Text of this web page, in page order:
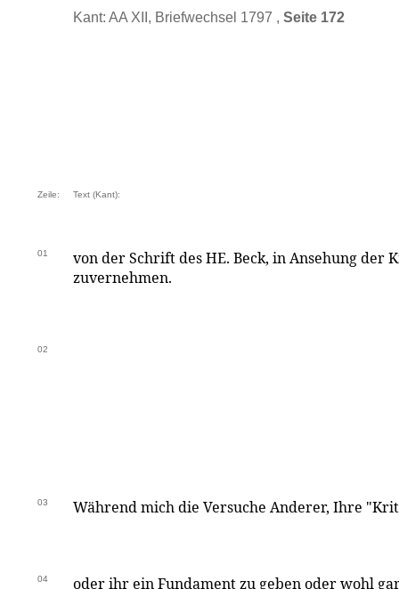
Kant: AA XII, Briefwechsel 1797 , Seite 172
Zeile: Text (Kant):
01
von der Schrift des HE. Beck, in Ansehung der
zuvernehmen.
02
03 Während mich die Versuche Anderer, Ihre
04 oder ihr ein Fundament zu geben oder wohl